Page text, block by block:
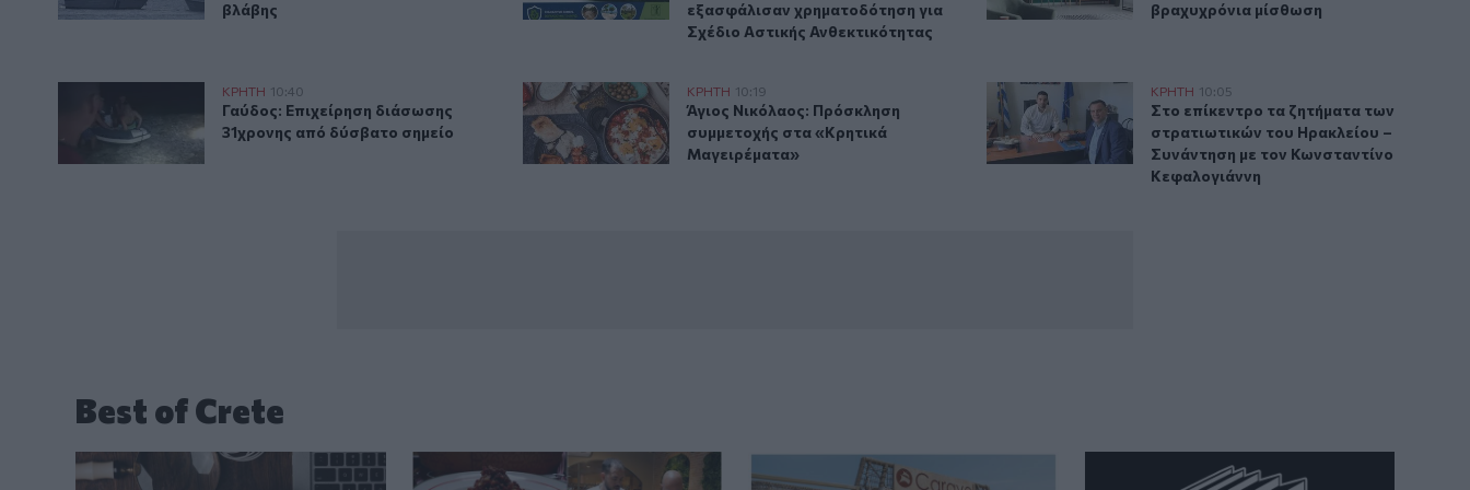
βλάβης
εξασφάλισαν χρηματοδότηση για
Σχέδιο Αστικής Ανθεκτικότητας
βραχυχρόνια μίσθωση
Γαύδος: Επιχείρηση διάσωσης 31χρονης από δύσβατο σημείο
ΚΡΗΤΗ 10:40
Γαύδος: Επιχείρηση διάσωσης 31χρονης από δύσβατο σημείο
Γαύδος: Επιχείρηση διάσωσης
31χρονης από δύσβατο σημείο
Άγιος Νικόλαος: Πρόσκληση συμμετοχής στα «Κρητικά Μαγειρέματα»
ΚΡΗΤΗ 10:19
Άγιος Νικόλαος: Πρόσκληση συμμετοχής στα «Κρητικά Μαγειρέματα»
Άγιος Νικόλαος: Πρόσκληση
συμμετοχής στα «Κρητικά
Μαγειρέματα»
Στο επίκεντρο τα ζητήματα των στρατιωτικών του
ΚΡΗΤΗ 10:05
Στο επίκεντρο τα ζητήματα των
Στο επίκεντρο τα ζητήματα των
στρατιωτικών του Ηρακλείου –
Συνάντηση με τον Κωνσταντίνο
Κεφαλογιάννη
Best of Crete